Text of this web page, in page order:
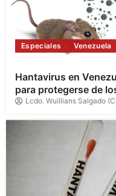
Especiales Venezuela
Hantavirus en
para protegerse de
Lcdo. Wuillians Salgado